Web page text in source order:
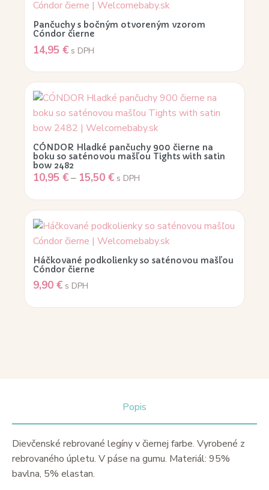
Pančuchy s bočným otvoreným vzorom
Cóndor čierne
14,95 € s DPH
CÓNDOR Hladké pančuchy 900 čierne na
boku so saténovou mašľou Tights with satin
bow 2482
10,95 €– 15,50 € s DPH
Háčkované podkolienky so saténovou mašľou
Cóndor čierne
9,90 € s DPH
Popis
Dievčenské rebrované legíny v čiernej farbe. Vyrobené z
rebrovaného úpletu. V páse na gumu. Materiál: 95%
bavlna, 5% elastan.